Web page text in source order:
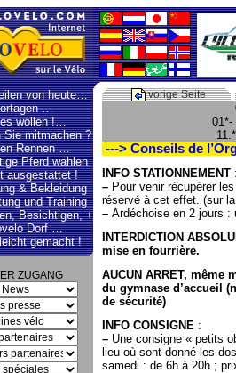
von heute…
…
wollen !…
Sie mitmachen ?
Rennen …
Pferd wählen
ausgestattet !
& Bekleidung
und Training
Besichtigen, +
Dorf …
gemacht !
ZUGANG
vorige Seite
01*-
---> Conseils de
INFO STATIONNEMENT
– Pour venir récupérer
réservé à cet effet. (sur
– Ardéchoise en 2 jours :
INTERDICTION
mise en fourrière.
AUCUN ARRET, même
du gymnase d’accueil
de sécurité)
INFO CONSIGNE :
– Une consigne « petits
lieu où sont donné les
samedi : de 6h à 20h ;